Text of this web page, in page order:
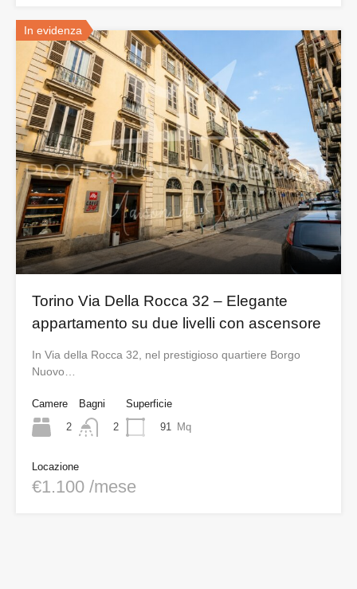
In evidenza
Torino Via Della Rocca 32 – Elegante
appartamento su due livelli con ascensore
In Via della Rocca 32, nel prestigioso quartiere Borgo
Nuovo…
Camere
2
Bagni
2
Superficie
91
Mq
Locazione
€1.100 /mese